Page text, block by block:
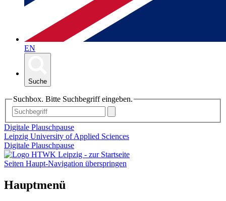
EN
Suche
Suchbox. Bitte Suchbegriff eingeben.
Digitale Plauschpause
Leipzig University of Applied Sciences
Digitale Plauschpause
Seiten Haupt-Navigation überspringen
Hauptmenü